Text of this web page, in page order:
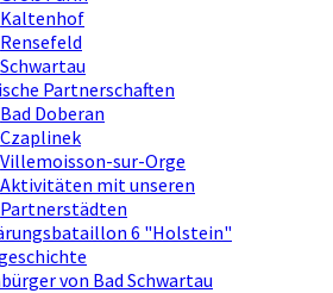
Kaltenhof
Rensefeld
Schwartau
Partnerschaften
Bad Doberan
Czaplinek
Villemoisson-sur-Orge
Aktivitäten mit unseren
Partnerstädten
6 "Holstein"
von Bad Schwartau